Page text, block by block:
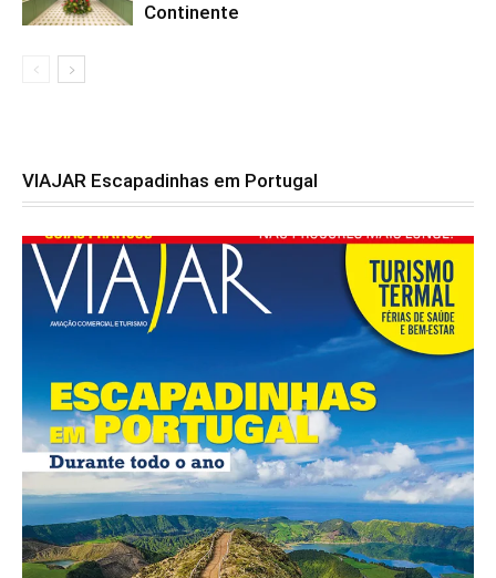
Continente
VIAJAR Escapadinhas em Portugal